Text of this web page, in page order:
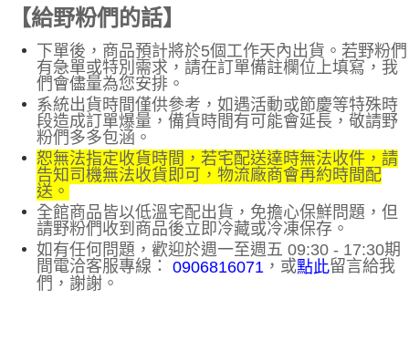
【給野粉們的話】
下單後，商品預計將於5個工作天內出貨。若野粉們
有急單或特別需求，請在訂單備註欄位上填寫，我
們會儘量為您安排 。
系統出貨時間僅供參考，如遇活動或節慶等特殊時
段造成訂單爆量，備貨時間有可能會延長，敬請野
粉們多多包涵。
恕無法指定收貨時間，若宅配送達時無法收件，請
告知司機無法收貨即可，物流廠商會再約時間配
送。
全館商品皆以低溫宅配出貨，免擔心保鮮問題，但
請野粉們收到商品後立即冷藏或冷凍保存。
如有任何問題，歡迎於週一至週五 09:30 - 17:30期
間電洽客服專線： 0906816071 ，或點此留言給我
們，謝謝。